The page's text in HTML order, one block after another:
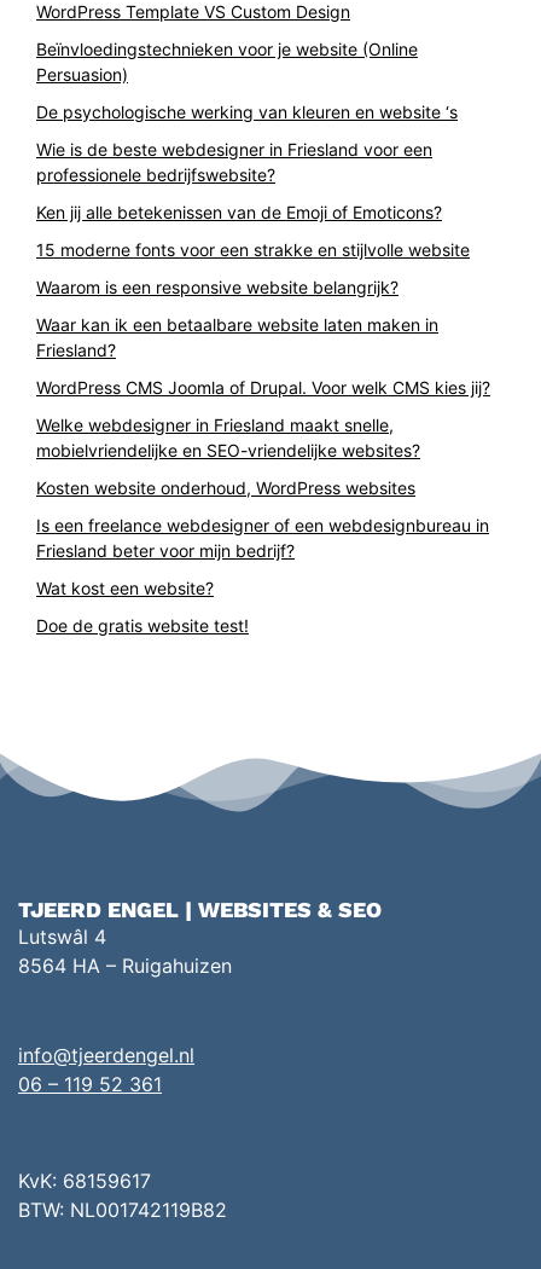
WordPress Template VS Custom Design
Beïnvloedingstechnieken voor je website (Online
Persuasion)
De psychologische werking van kleuren en website ‘s
Wie is de beste webdesigner in Friesland voor een
professionele bedrijfswebsite?
Ken jij alle betekenissen van de Emoji of Emoticons?
15 moderne fonts voor een strakke en stijlvolle website
Waarom is een responsive website belangrijk?
Waar kan ik een betaalbare website laten maken in
Friesland?
WordPress CMS Joomla of Drupal. Voor welk CMS kies jij?
Welke webdesigner in Friesland maakt snelle,
mobielvriendelijke en SEO-vriendelijke websites?
Kosten website onderhoud, WordPress websites
Is een freelance webdesigner of een webdesignbureau in
Friesland beter voor mijn bedrijf?
Wat kost een website?
Doe de gratis website test!
TJEERD ENGEL | WEBSITES & SEO
Lutswâl 4
8564 HA – Ruigahuizen
info@tjeerdengel.nl
06 – 119 52 361
KvK: 68159617
BTW: NL001742119B82